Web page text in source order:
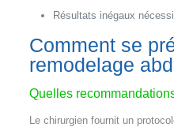
Résultats inégaux
Comment se
remodelage
Quelles
Le chirurgien fournit un